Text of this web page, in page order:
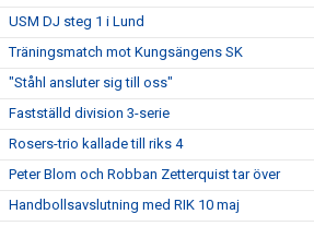
USM DJ steg 1 i Lund
Träningsmatch mot Kungsängens SK
"Ståhl ansluter sig till oss"
Fastställd division 3-serie
Rosers-trio kallade till riks 4
Peter Blom och Robban Zetterquist tar över
Handbollsavslutning med RIK 10 maj